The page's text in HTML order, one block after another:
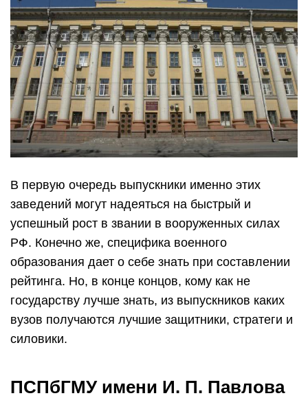
В первую очередь выпускники именно этих
заведений могут надеяться на быстрый и
успешный рост в звании в вооруженных силах
РФ. Конечно же, специфика военного
образования дает о себе знать при составлении
рейтинга. Но, в конце концов, кому как не
государству лучше знать, из выпускников каких
вузов получаются лучшие защитники, стратеги и
силовики.
ПСПбГМУ имени И. П. Павлова